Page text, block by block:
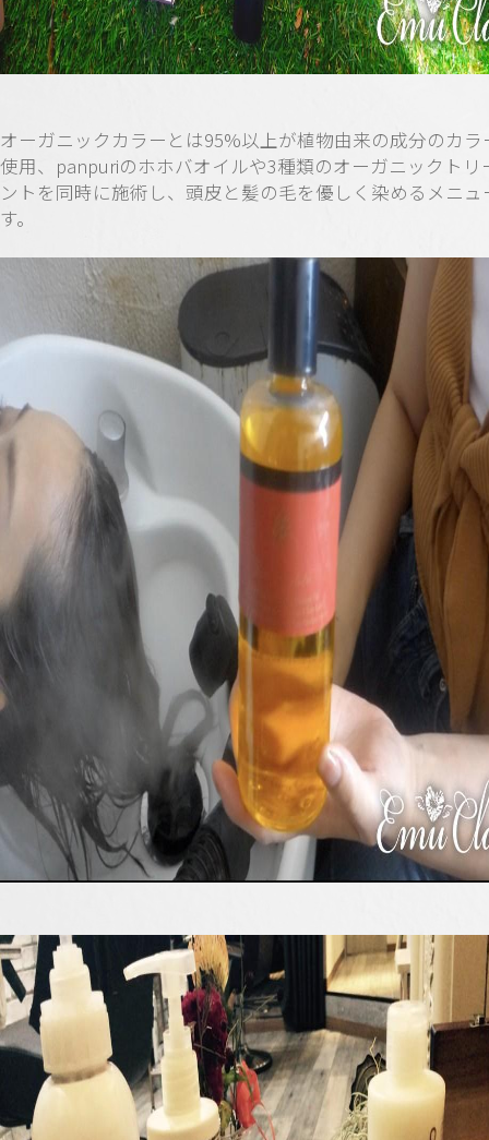
オーガニックカラーとは95%以上が植物由来の成分のカラ
使用、panpuriのホホバオイルや3種類のオーガニックトリ
ントを同時に施術し、頭皮と髪の毛を優しく染めるメニュ
す。